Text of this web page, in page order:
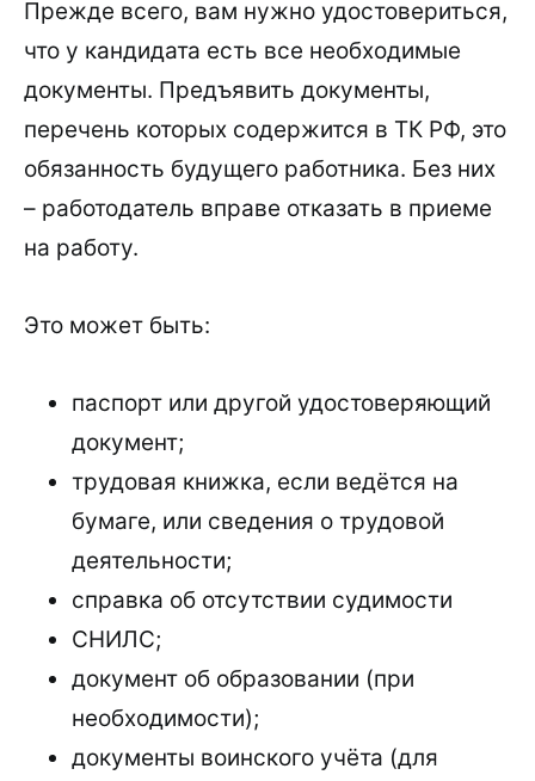
Прежде всего, вам нужно удостовериться,
что у кандидата есть все необходимые
документы. Предъявить документы,
перечень которых содержится в ТК РФ, это
обязанность будущего работника. Без них
– работодатель вправе отказать в приеме
на работу.
Это может быть:
паспорт или другой удостоверяющий
документ;
трудовая книжка, если ведётся на
бумаге, или сведения о трудовой
деятельности;
справка об отсутствии судимости
СНИЛС;
документ об образовании (при
необходимости);
документы воинского учёта (для